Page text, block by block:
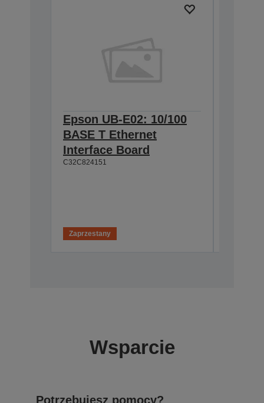
Epson UB-E02: 10/100
BASE T Ethernet
Interface Board
C32C824151
Zaprzestany
Wsparcie
Potrzebujesz pomocy?